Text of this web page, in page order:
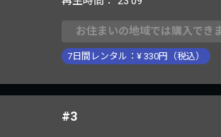
お住まいの地域では購入でき
7 日間レンタル：¥ 330円（税込）
#3